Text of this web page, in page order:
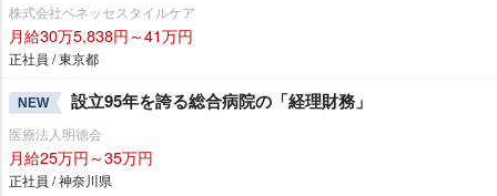
株式会社ベネッセスタイルケア
月給30万5,838円～41万円
正社員 / 東京都
NEW 設立95年を誇る総合病院の「経理財務」
医療法人明徳会
月給25万円～35万円
正社員 / 神奈川県